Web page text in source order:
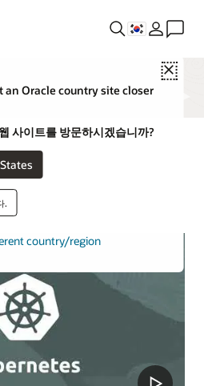
Close
an Oracle country site closer
사이트를 방문하시겠습니까?
.
country/region